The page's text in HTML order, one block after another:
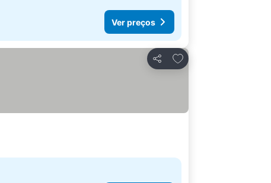
Ver preços
Partilhar
Adicionar aos favoritos